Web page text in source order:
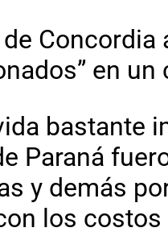
en
bastante
Paraná
y demás
los costos